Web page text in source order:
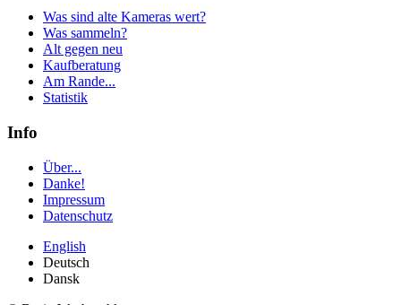
Was sind alte Kameras wert?
Was sammeln?
Alt gegen neu
Kaufberatung
Am Rande...
Statistik
Info
Über...
Danke!
Impressum
Datenschutz
English
Deutsch
Dansk